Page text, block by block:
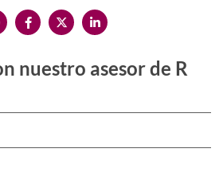
nuestro asesor de R